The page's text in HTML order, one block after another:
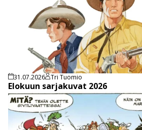
31.07.2026 Tri Tuomio
Elokuun sarjakuvat 2026